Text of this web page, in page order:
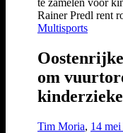
Rainer Predl rent
Multisports
om
Tim Moria, 14